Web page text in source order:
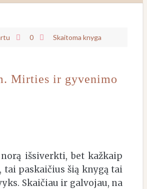
0 Skaitoma knyga
Mirties ir gyvenimo
išsiverkti, bet kažkaip
tai paskaičius šią knygą tai
Skaičiau ir galvojau, na